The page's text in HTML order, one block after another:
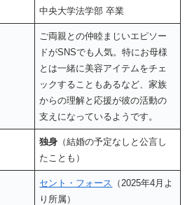
中央大学法学部 卒業
ご両親との仲睦まじいエピソー
ドがSNSでも人気。特にお母様
とは一緒に美容アイテムをチェ
ックすることもあるなど、家族
からの理解と応援が彼の活動の
支えになっているようです。
独身 （結婚の予定なしと公言し
たことも）
セント・フォース
（2025年4月よ
り所属）